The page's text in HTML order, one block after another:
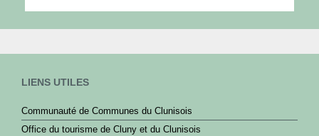
LIENS UTILES
Communauté de Communes du Clunisois
Office du tourisme de Cluny et du Clunisois